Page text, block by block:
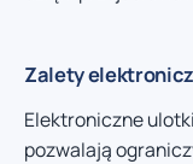
Zalety
Elektroniczne
pozwalają